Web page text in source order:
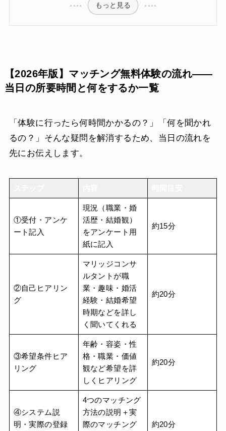
もっと見る
【2026年版】マッチング無料体験の流れ——
当日の所要時間と何をするか一覧
「体験に行ったら何時間かかるの？」「何を聞かれ
るの？」そんな疑問を解消するため、当日の流れを
先にお伝えします。
①受付・アンケ
ート記入
現況（職業・婚
活歴・結婚観）
をアンケート用
紙に記入
約15分
②自己ヒアリン
グ
マリッジコンサ
ルタントが職
業・趣味・婚活
経験・結婚希望
時期などを詳し
く聞いてくれる
約20分
③希望条件ヒア
リング
年齢・容姿・性
格・職業・価値
観など希望を詳
しくヒアリング
約20分
④システム説
明・実際の登録
4つのマッチング
方法の説明＋実
際のマッチング
約20分